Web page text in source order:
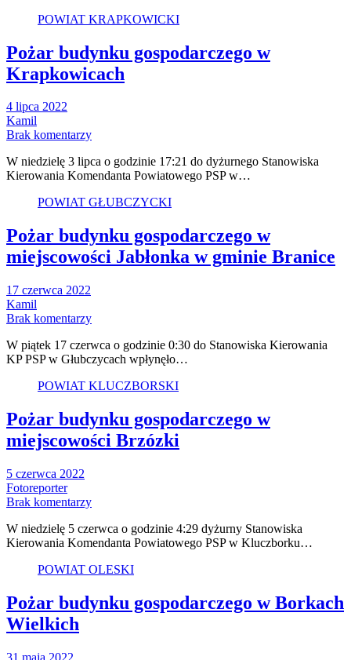
POWIAT KRAPKOWICKI
Pożar budynku gospodarczego w
Krapkowicach
4 lipca 2022
Kamil
Brak komentarzy
W niedzielę 3 lipca o godzinie 17:21 do dyżurnego Stanowiska
Kierowania Komendanta Powiatowego PSP w…
POWIAT GŁUBCZYCKI
Pożar budynku gospodarczego w
miejscowości Jabłonka w gminie Branice
17 czerwca 2022
Kamil
Brak komentarzy
W piątek 17 czerwca o godzinie 0:30 do Stanowiska Kierowania
KP PSP w Głubczycach wpłynęło…
POWIAT KLUCZBORSKI
Pożar budynku gospodarczego w
miejscowości Brzózki
5 czerwca 2022
Fotoreporter
Brak komentarzy
W niedzielę 5 czerwca o godzinie 4:29 dyżurny Stanowiska
Kierowania Komendanta Powiatowego PSP w Kluczborku…
POWIAT OLESKI
Pożar budynku gospodarczego w Borkach
Wielkich
31 maja 2022